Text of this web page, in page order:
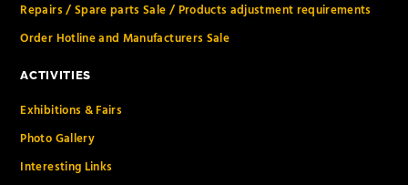
Repairs / Spare parts Sale / Products adjustment requirements
Order Hotline and Manufacturers Sale
ACTIVITIES
Exhibitions & Fairs
Photo Gallery
Interesting Links